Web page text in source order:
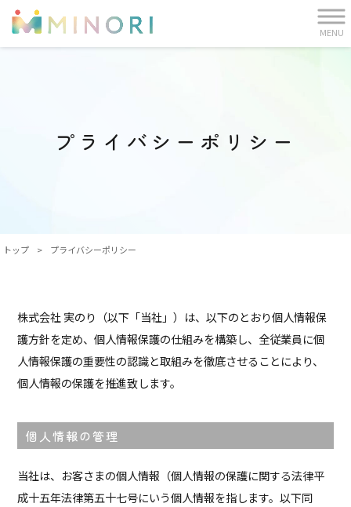
MENU
プライバシーポリシー
トップ > プライバシーポリシー
株式会社 実のり（以下「当社」）は、以下のとおり個人情報保
護方針を定め、個人情報保護の仕組みを構築し、全従業員に個
人情報保護の重要性の認識と取組みを徹底させることにより、
個人情報の保護を推進致します。
個人情報の管理
当社は、お客さまの個人情報（個人情報の保護に関する法律平
成十五年法律第五十七号にいう個人情報を指します。以下同